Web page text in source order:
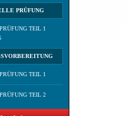
PRÜFUNG
TEIL 1
TEIL 1
TEIL 2